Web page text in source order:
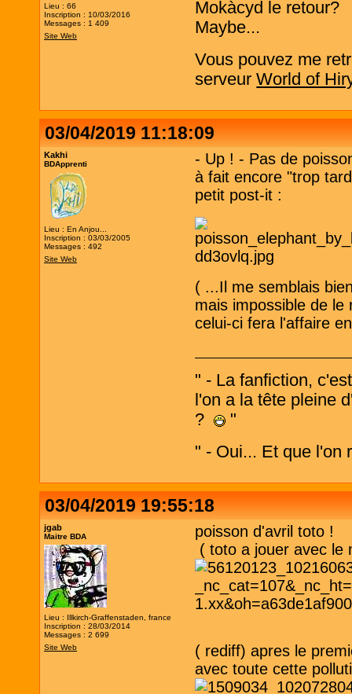
Lieu : 66
Inscription : 10/03/2016
Messages : 1 409
Site Web
Mokàcyd le retour?
Maybe...
Vous pouvez me
serveurWorld of
03/04/2019 11:18:09
Kakhi
BDApprenti
Lieu : En Anjou...
Inscription : 03/03/2005
Messages : 492
Site Web
- Up ! - Pas de
à fait encore "trop
petit post-it :
( ...Il me semblais
mais impossible de
celui-ci fera l'affaire
" - La fanfiction,
l'on a la tête pleine
?
"
" - Oui... Et que l'on
03/04/2019 19:55:18
jgab
Maitre BDA
Lieu : Illkirch-Graffenstaden, france
Inscription : 28/03/2014
Messages : 2 699
Site Web
poisson d'avril toto !
( toto a jouer avec le
( rediff) apres le
avec toute cette